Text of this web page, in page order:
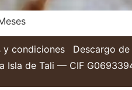
y condiciones Descargo
Isla de Tali — CIF